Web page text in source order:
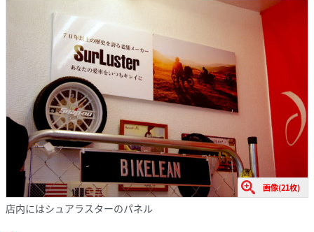
画像(21枚)
店内にはシュアラスターのパネル